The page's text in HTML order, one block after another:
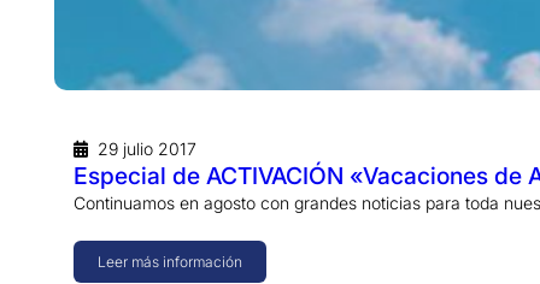
29 julio 2017
Especial de ACTIVACIÓN «Vacaciones de
Continuamos en agosto con grandes noticias para toda
Leer más información